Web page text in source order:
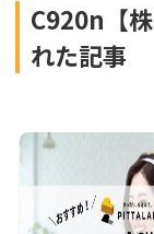
C920n【
れた記事